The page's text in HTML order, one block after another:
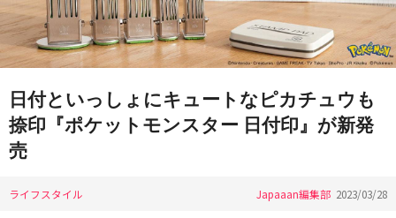
日付といっしょにキュートなピカチュウも
捺印『ポケットモンスター 日付印』が新発
売
ライフスタイル Japaaan編集部 2023/03/28